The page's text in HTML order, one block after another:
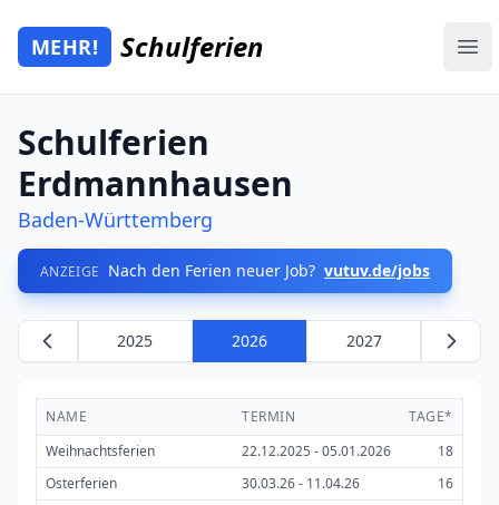
Zum Hauptinhalt springen
Mehr Schulferien
MEHR! Schulferien
Schulferien
Erdmannhausen
Baden-Württemberg
ANZEIGE Nach den Ferien neuer Job? vutuv.de/jobs
2025 2026 2027
NAME TERMIN
TAGE*
Weihnachtsferien
22.12.2025 - 05.01.2026
18
Osterferien
30.03.26 - 11.04.26
16